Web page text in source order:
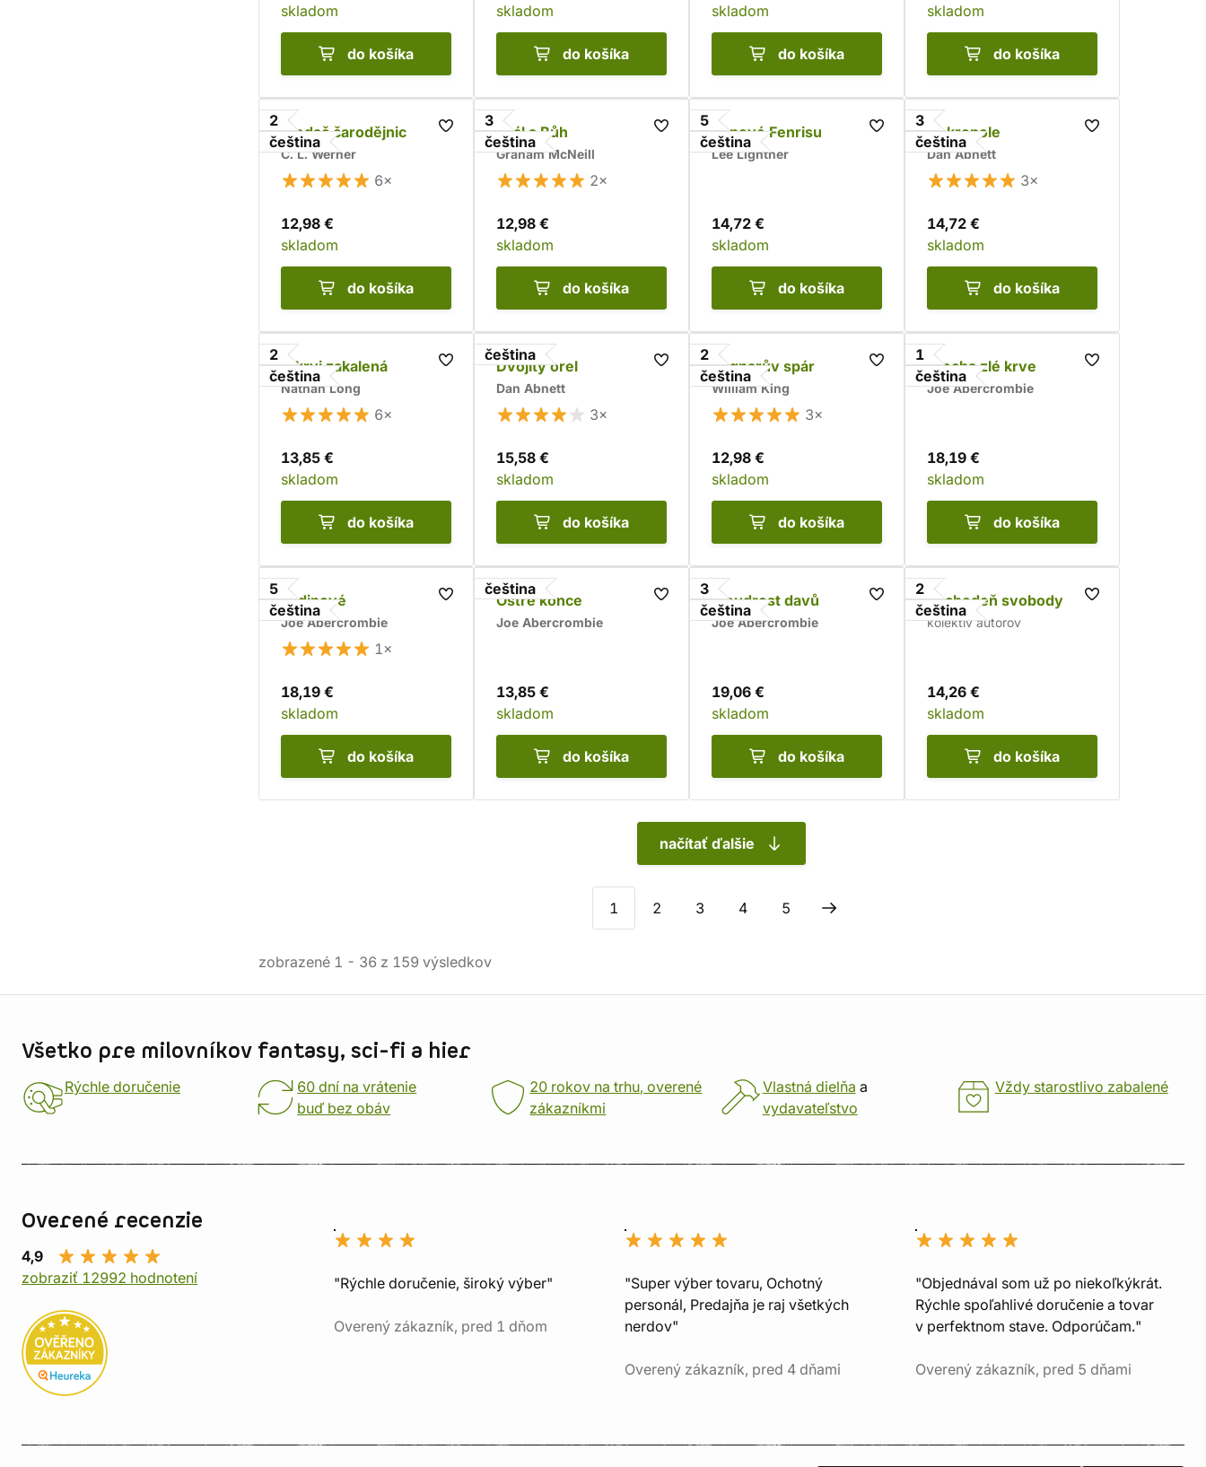
skladom
do košíka
skladom
do košíka
skladom
do košíka
skladom
do košíka
2
čeština
Hledač čarodějnic
C. L. Werner
6×
12,98 €
skladom
do košíka
3
čeština
Král a Bůh
Graham McNeill
2×
12,98 €
skladom
do košíka
5
čeština
Synové Fenrisu
Lee Lightner
14,72 €
skladom
do košíka
3
čeština
Nekropole
Dan Abnett
3×
14,72 €
skladom
do košíka
2
čeština
V krvi zakalená
Nathan Long
6×
13,85 €
skladom
do košíka
čeština
Dvojitý orel
Dan Abnett
3×
15,58 €
skladom
do košíka
2
čeština
Ragnarův spár
William King
3×
12,98 €
skladom
do košíka
1
čeština
Trocha zlé krve
Joe Abercrombie
18,19 €
skladom
do košíka
5
čeština
Hrdinové
Joe Abercrombie
1×
18,19 €
skladom
do košíka
čeština
Ostré konce
Joe Abercrombie
13,85 €
skladom
do košíka
3
čeština
Moudrost davů
Joe Abercrombie
19,06 €
skladom
do košíka
2
čeština
Pochodeň svobody
kolektív autorov
14,26 €
skladom
do košíka
načítať ďalšie
1 2 3 4 5
zobrazené 1 - 36 z 159 výsledkov
Všetko pre milovníkov fantasy, sci-fi a hier
Rýchle doručenie
60 dní na vrátenie
buď bez obáv
20 rokov na trhu, overené
zákazníkmi
Vlastná dielňa a
vydavateľstvo
Vždy starostlivo zabalené
Overené recenzie
4,9
zobraziť 12992 hodnotení
"Rýchle doručenie, široký výber"
Overený zákazník, pred 1 dňom
"Super výber tovaru, Ochotný
personál, Predajňa je raj všetkých
nerdov"
Overený zákazník, pred 4 dňami
"Objednával som už po niekoľkýkrát.
Rýchle spoľahlivé doručenie a tovar
v perfektnom stave. Odporúčam."
Overený zákazník, pred 5 dňami